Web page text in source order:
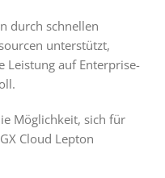
durch schnellen
unterstützt,
Leistung auf Enterprise-
Möglichkeit, sich für
Cloud Lepton